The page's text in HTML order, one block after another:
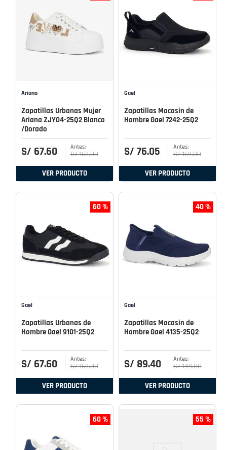
Ariana
Zapatillas Urbanas Mujer
Ariana ZJY04-25Q2 Blanco
/Dorado
S/ 67.60 S/ 169.00
VER PRODUCTO
Gael
Zapatillas Mocasin de
Hombre Gael 7242-25Q2
S/ 76.05 S/ 169.00
VER PRODUCTO
60 %
Gael
Zapatillas Urbanas de
Hombre Gael 9101-25Q2
S/ 67.60 S/ 169.00
VER PRODUCTO
40 %
Gael
Zapatillas Mocasin de
Hombre Gael 4135-25Q2
S/ 89.40 S/ 149.00
VER PRODUCTO
60 % 55 %